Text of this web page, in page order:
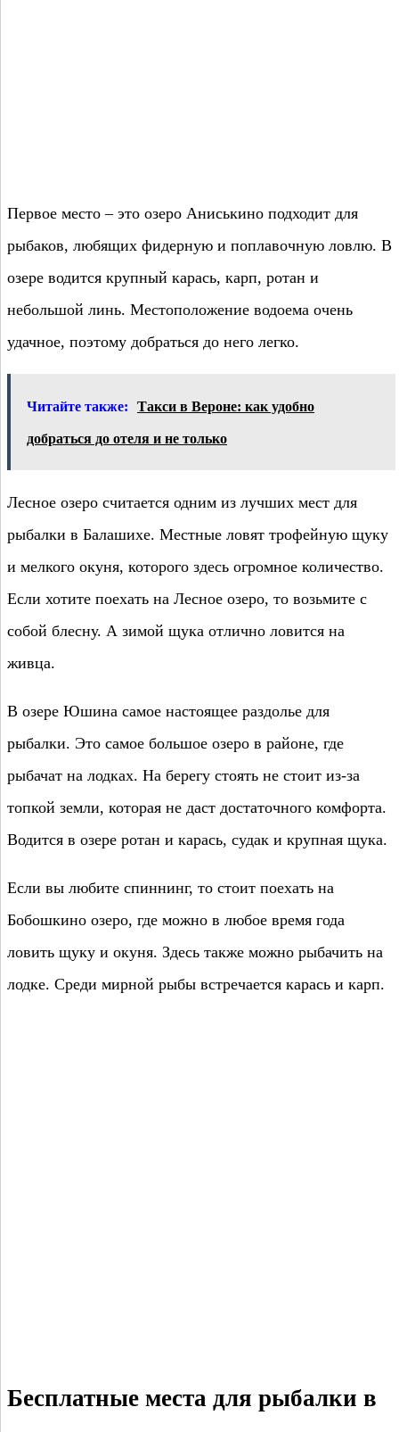
Первое место – это озеро Аниськино подходит для
рыбаков, любящих фидерную и поплавочную ловлю. В
озере водится крупный карась, карп, ротан и
небольшой линь. Местоположение водоема очень
удачное, поэтому добраться до него легко.
Читайте также: Такси в Вероне: как удобно
добраться до отеля и не только
Лесное озеро считается одним из лучших мест для
рыбалки в Балашихе. Местные ловят трофейную щуку
и мелкого окуня, которого здесь огромное количество.
Если хотите поехать на Лесное озеро, то возьмите с
собой блесну. А зимой щука отлично ловится на
живца.
В озере Юшина самое настоящее раздолье для
рыбалки. Это самое большое озеро в районе, где
рыбачат на лодках. На берегу стоять не стоит из-за
топкой земли, которая не даст достаточного комфорта.
Водится в озере ротан и карась, судак и крупная щука.
Если вы любите спиннинг, то стоит поехать на
Бобошкино озеро, где можно в любое время года
ловить щуку и окуня. Здесь также можно рыбачить на
лодке. Среди мирной рыбы встречается карась и карп.
Бесплатные места для рыбалки в